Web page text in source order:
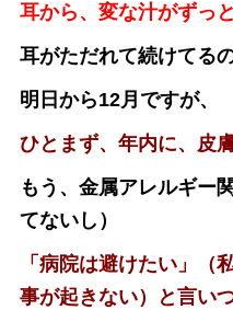
耳から、変な汁がずっ
耳がただれて続けてる
明日から12月ですが、
ひとまず、年内に、皮
もう、金属アレルギー
てないし）
「病院は避けたい」（
事が起きない）と言い